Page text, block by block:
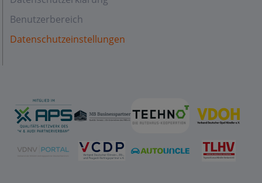
Benutzerbereich
Datenschutzeinstellungen